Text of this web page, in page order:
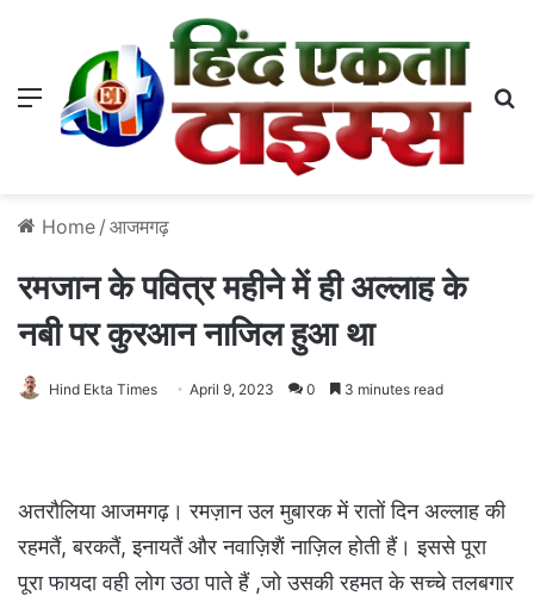
Menu
Home / आजमगढ़
रमजान के पवित्र महीने में ही अल्लाह के
नबी पर कुरआन नाजिल हुआ था
Hind Ekta Times April 9, 2023 0 3 minutes read
अतरौलिया आजमगढ़। रमज़ान उल मुबारक में रातों दिन अल्लाह की
रहमतैं, बरकतैं, इनायतैं और नवाज़िशैं नाज़िल होती हैं। इससे पूरा
पूरा फायदा वही लोग उठा पाते हैं ,जो उसकी रहमत के सच्चे तलबगार